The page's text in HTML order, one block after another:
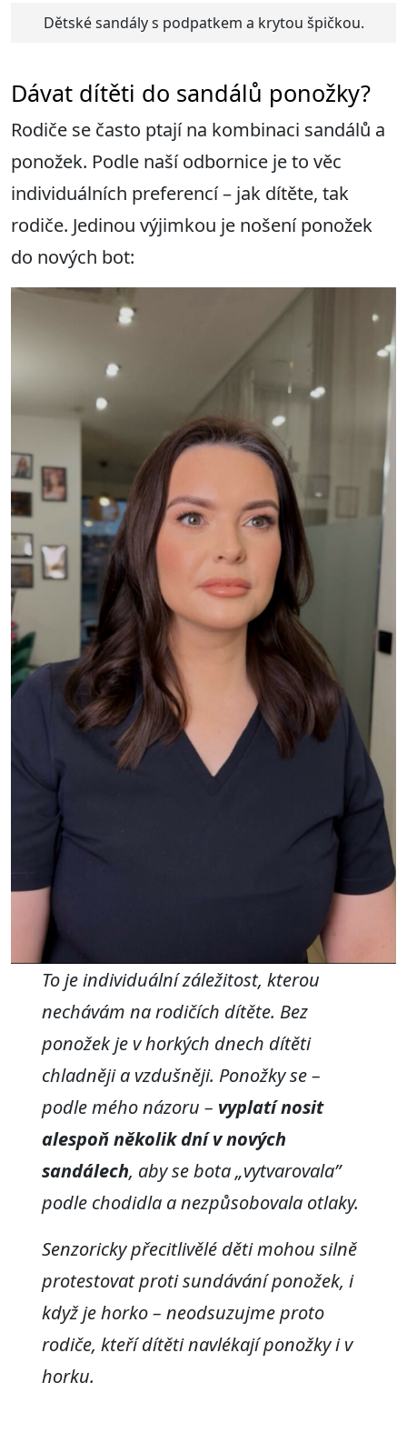
Dětské sandály s podpatkem a krytou špičkou.
Dávat dítěti do sandálů ponožky?
Rodiče se často ptají na kombinaci sandálů a
ponožek. Podle naší odbornice je to věc
individuálních preferencí – jak dítěte, tak
rodiče. Jedinou výjimkou je nošení ponožek
do nových bot:
To je individuální záležitost, kterou
nechávám na rodičích dítěte. Bez
ponožek je v horkých dnech dítěti
chladněji a vzdušněji. Ponožky se –
podle mého názoru – vyplatí nosit
alespoň několik dní v nových
sandálech, aby se bota „vytvarovala”
podle chodidla a nezpůsobovala otlaky.
Senzoricky přecitlivělé děti mohou silně
protestovat proti sundávání ponožek, i
když je horko – neodsuzujme proto
rodiče, kteří dítěti navlékají ponožky i v
horku.